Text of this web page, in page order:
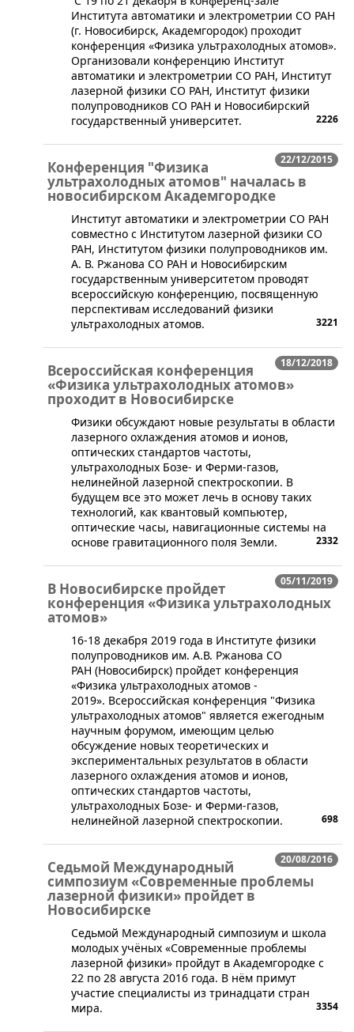
Института автоматики и электрометрии СО РАН
(г. Новосибирск, Академгородок) проходит
конференция «Физика ультрахолодных атомов».
Организовали конференцию Институт
автоматики и электрометрии СО РАН, Институт
лазерной физики СО РАН, Институт физики
полупроводников СО РАН и Новосибирский
государственный университет.
2226
22/12/2015
Конференция "Физика
ультрахолодных атомов" началась в
новосибирском Академгородке
​Институт автоматики и электрометрии СО РАН
совместно с Институтом лазерной физики СО
РАН, Институтом физики полупроводников им.
А. В. Ржанова СО РАН и Новосибирским
государственным университетом проводят
всероссийскую конференцию, посвященную
перспективам исследований физики
ультрахолодных атомов.
3221
18/12/2018
Всероссийская конференция
«Физика ультрахолодных атомов»
проходит в Новосибирске
Физики обсуждают новые результаты в области
лазерного охлаждения атомов и ионов,
оптических стандартов частоты,
ультрахолодных Бозе- и Ферми-газов,
нелинейной лазерной спектроскопии. В
будущем все это может лечь в основу таких
технологий, как квантовый компьютер,
оптические часы, навигационные системы на
основе гравитационного поля Земли.
2332
05/11/2019
В Новосибирске пройдет
конференция «Физика ультрахолодных
атомов»
​16-18 декабря 2019 года в Институте физики
полупроводников им. А.В. Ржанова СО
РАН (Новосибирск) пройдет конференция
«Физика ультрахолодных атомов -
2019». Всероссийская конференция "Физика
ультрахолодных атомов" является ежегодным
научным форумом, имеющим целью
обсуждение новых теоретических и
экспериментальных результатов в области
лазерного охлаждения атомов и ионов,
оптических стандартов частоты,
ультрахолодных Бозе- и Ферми-газов,
нелинейной лазерной спектроскопии.
698
20/08/2016
​Седьмой Международный
симпозиум «Современные проблемы
лазерной физики» пройдет в
Новосибирске
​Седьмой Международный симпозиум и школа
молодых учёных «Современные проблемы
лазерной физики» пройдут в Академгородке с
22 по 28 августа 2016 года. В нём примут
участие специалисты из тринадцати стран
мира.
3354